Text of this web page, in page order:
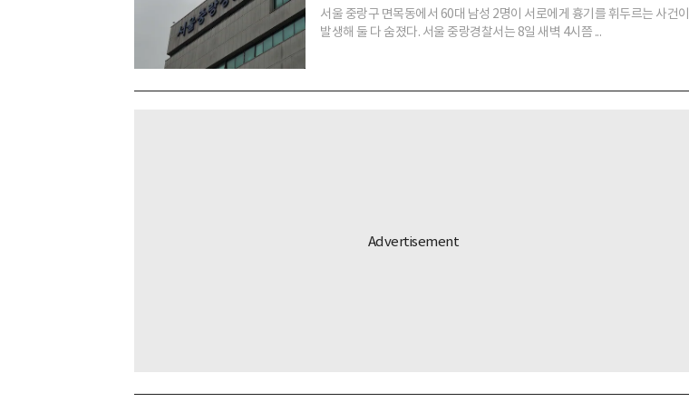
서울 중랑구 면목동에서 60대 남성 2명이 서로에게 흉기를 휘두르는 사건이
발생해 둘 다 숨졌다. 서울 중랑경찰서는 8일 새벽 4시쯤 ...